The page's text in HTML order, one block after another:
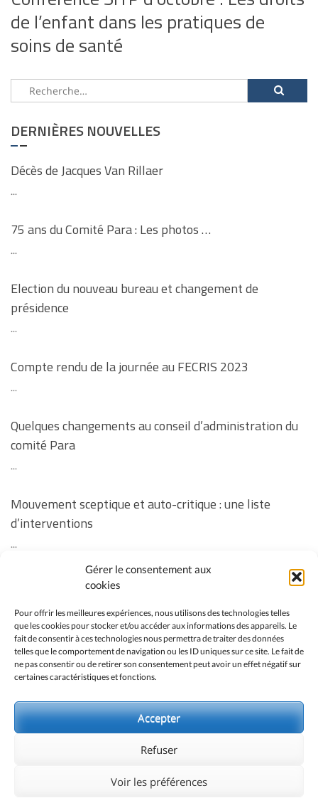
Gérer le consentement aux
cookies
Pour offrir les meilleures expériences, nous utilisons des technologies telles
que les cookies pour stocker et/ou accéder aux informations des appareils. Le
fait de consentir à ces technologies nous permettra de traiter des données
telles que le comportement de navigation ou les ID uniques sur ce site. Le fait de
ne pas consentir ou de retirer son consentement peut avoir un effet négatif sur
certaines caractéristiques et fonctions.
Accepter
Refuser
Voir les préférences
de l’enfant dans les pratiques de
soins de santé
Rechercher :
DERNIÈRES NOUVELLES
Décès de Jacques Van Rillaer
...
75 ans du Comité Para : Les photos …
...
Election du nouveau bureau et changement de
présidence
...
Compte rendu de la journée au FECRIS 2023
...
Quelques changements au conseil d’administration du
comité Para
...
Mouvement sceptique et auto-critique : une liste
d’interventions
...
Revoir la soirée « Vos questions sur la vaccination des
certaines questions
...
No event found!